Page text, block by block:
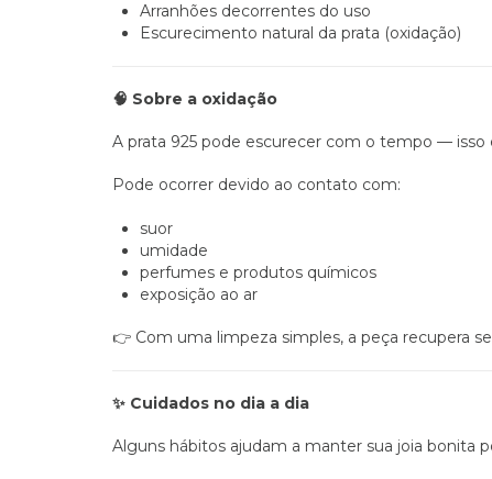
Arranhões decorrentes do uso
Escurecimento natural da prata (oxidação)
🧠 Sobre a oxidação
A prata 925 pode escurecer com o tempo — isso
Pode ocorrer devido ao contato com:
suor
umidade
perfumes e produtos químicos
exposição ao ar
👉 Com uma limpeza simples, a peça recupera
✨ Cuidados no dia a dia
Alguns hábitos ajudam a manter sua joia bonita